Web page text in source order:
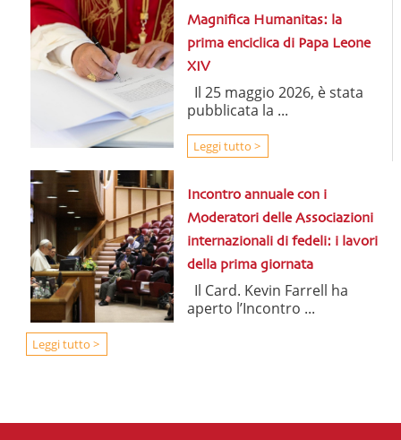
Magnifica Humanitas: la
prima enciclica di Papa Leone
XIV
Il 25 maggio 2026, è stata
pubblicata la ...
Leggi tutto >
Incontro annuale con i
Moderatori delle Associazioni
internazionali di fedeli: i lavori
della prima giornata
Il Card. Kevin Farrell ha
aperto l’Incontro ...
Leggi tutto >